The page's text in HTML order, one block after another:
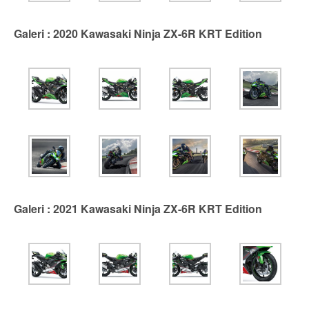
Galeri : 2020 Kawasaki Ninja ZX-6R KRT Edition
Galeri : 2021 Kawasaki Ninja ZX-6R KRT Edition